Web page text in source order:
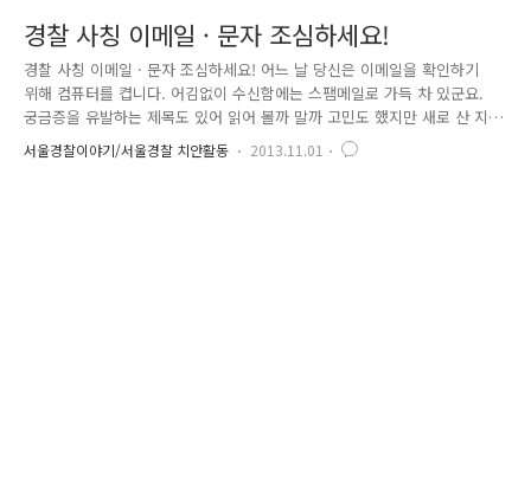
경찰 사칭 이메일 · 문자 조심하세요!
경찰 사칭 이메일 · 문자 조심하세요! 어느 날 당신은 이메일을 확인하기
위해 컴퓨터를 켭니다. 어김없이 수신함에는 스팸메일로 가득 차 있군요.
궁금증을 유발하는 제목도 있어 읽어 볼까 말까 고민도 했지만 새로 산 지
얼마 되지 않은 컴퓨터가 바이러스에 감염될까봐 바로 모든 메일을 선택하
고 삭제하기로 합니다. 그런데 갑자기 제목 하나가 눈에 띕니다. "출석요구
서울경찰이야기/서울경찰 치안활동 2013.11.01